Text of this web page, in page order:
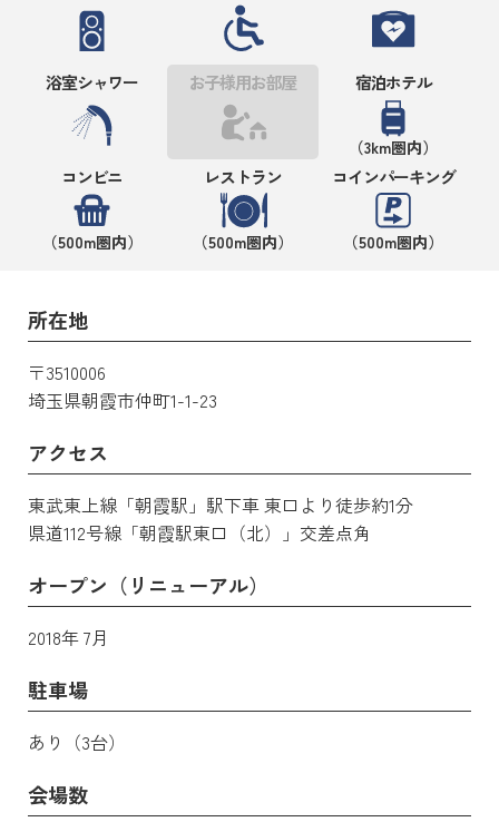
浴室シャワー お子様用お部屋 宿泊ホテル
（3km圏内）
コンビニ
（500m圏内）
レストラン
（500m圏内）
コインパーキング
（500m圏内）
所在地
〒3510006
埼玉県朝霞市仲町1-1-23
アクセス
東武東上線「朝霞駅」駅下車 東口より徒歩約1分
県道112号線「朝霞駅東口（北）」交差点角
オープン（リニューアル）
2018年 7月
駐車場
あり（3台）
会場数